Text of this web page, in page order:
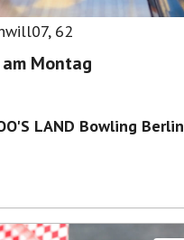
, 62
Montag
LAND Bowling Berlin